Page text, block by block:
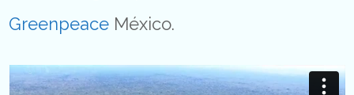
Greenpeace México.